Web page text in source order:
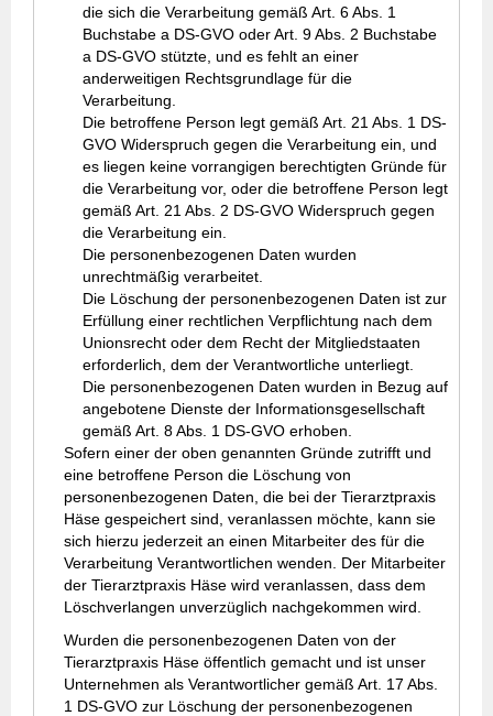
die sich die Verarbeitung gemäß Art. 6 Abs. 1
Buchstabe a DS-GVO oder Art. 9 Abs. 2 Buchstabe
a DS-GVO stützte, und es fehlt an einer
anderweitigen Rechtsgrundlage für die
Verarbeitung.
Die betroffene Person legt gemäß Art. 21 Abs. 1 DS-
GVO Widerspruch gegen die Verarbeitung ein, und
es liegen keine vorrangigen berechtigten Gründe für
die Verarbeitung vor, oder die betroffene Person legt
gemäß Art. 21 Abs. 2 DS-GVO Widerspruch gegen
die Verarbeitung ein.
Die personenbezogenen Daten wurden
unrechtmäßig verarbeitet.
Die Löschung der personenbezogenen Daten ist zur
Erfüllung einer rechtlichen Verpflichtung nach dem
Unionsrecht oder dem Recht der Mitgliedstaaten
erforderlich, dem der Verantwortliche unterliegt.
Die personenbezogenen Daten wurden in Bezug auf
angebotene Dienste der Informationsgesellschaft
gemäß Art. 8 Abs. 1 DS-GVO erhoben.
Sofern einer der oben genannten Gründe zutrifft und
eine betroffene Person die Löschung von
personenbezogenen Daten, die bei der Tierarztpraxis
Häse gespeichert sind, veranlassen möchte, kann sie
sich hierzu jederzeit an einen Mitarbeiter des für die
Verarbeitung Verantwortlichen wenden. Der Mitarbeiter
der Tierarztpraxis Häse wird veranlassen, dass dem
Löschverlangen unverzüglich nachgekommen wird.
Wurden die personenbezogenen Daten von der
Tierarztpraxis Häse öffentlich gemacht und ist unser
Unternehmen als Verantwortlicher gemäß Art. 17 Abs.
1 DS-GVO zur Löschung der personenbezogenen